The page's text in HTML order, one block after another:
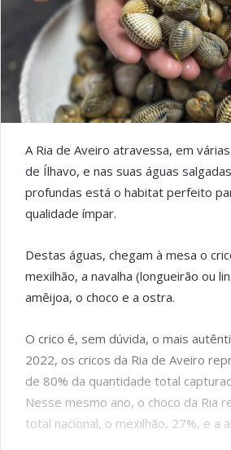
A Ria de Aveiro atravessa, em
de Ílhavo, e nas suas águas
profundas está o habitat perfeito
qualidade ímpar.
Destas águas, chegam à mesa o
mexilhão, a navalha (longueirão ou
amêijoa, o choco e a ostra.
O crico é, sem dúvida, o mais
2022, os cricos da Ria de Aveiro
de 80% da quantidade total
Nesse mesmo ano, o choco da Ria
total nacional, o mexilhão, 27%, e a